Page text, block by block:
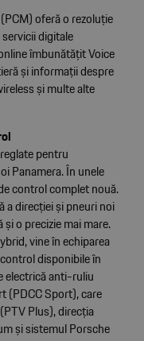
oferă o rezoluție
digitale
îmbunătățit Voice
și informații despre
și multe alte
pentru
Panamera. În unele
control complet nouă.
a direcției și pneuri noi
o precizie mai mare.
vine în echiparea
disponibile în
electrică anti-ruliu
(PDCC Sport), care
Plus), direcția
și sistemul Porsche